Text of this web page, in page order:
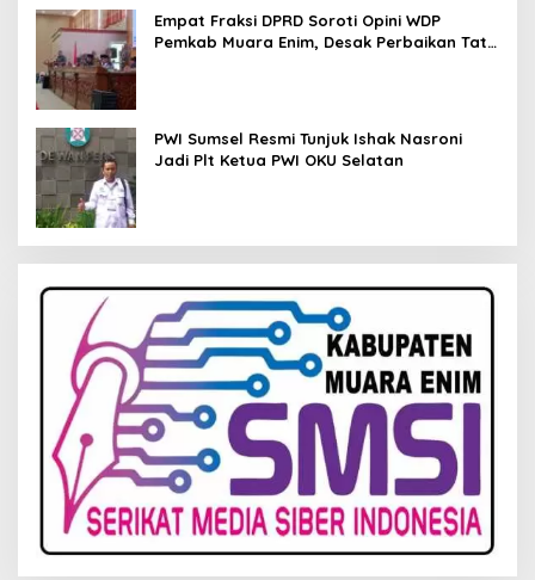
Empat Fraksi DPRD Soroti Opini WDP
Pemkab Muara Enim, Desak Perbaikan Tata
PWI Sumsel Resmi Tunjuk Ishak Nasroni
Jadi Plt Ketua PWI OKU Selatan